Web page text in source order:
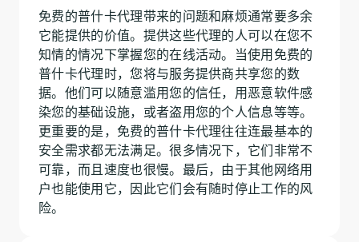
免费的普什卡代理带来的问题和麻烦通常要多余
它能提供的价值。提供这些代理的人可以在您不
知情的情况下掌握您的在线活动。当使用免费的
普什卡代理时，您将与服务提供商共享您的数
据。他们可以随意滥用您的信任，用恶意软件感
染您的基础设施，或者盗用您的个人信息等等。
更重要的是，免费的普什卡代理往往连最基本的
安全需求都无法满足。很多情况下，它们非常不
可靠，而且速度也很慢。最后，由于其他网络用
户也能使用它，因此它们会有随时停止工作的风
险。